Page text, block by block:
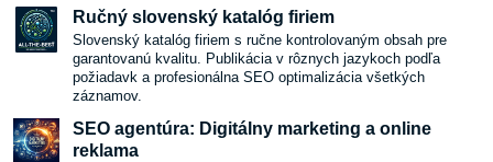
Ručný slovenský katalóg firiem
Slovenský katalóg firiem s ručne kontrolovaným obsah pre
garantovanú kvalitu. Publikácia v rôznych jazykoch podľa
požiadavk a profesionálna SEO optimalizácia všetkých
záznamov.
SEO agentúra: Digitálny marketing a online
reklama